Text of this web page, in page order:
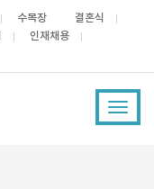
수목장
결혼식
인재채용